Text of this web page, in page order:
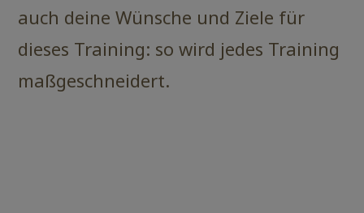
auch deine Wünsche und Ziele für
dieses Training: so wird jedes Training
maßgeschneidert.